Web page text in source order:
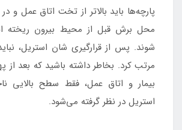
پارچه‌ها باید بالاتر از تخت اتاق عمل و
محل برش قبل از محیط بیرون ریخته
شوند. پس از قرارگیری شان استریل،
مرتب کرد. بخاطر داشته باشید که بعد
بیمار و اتاق عمل، فقط سطح بالایی
استریل در نظر گرفته می‌شود.